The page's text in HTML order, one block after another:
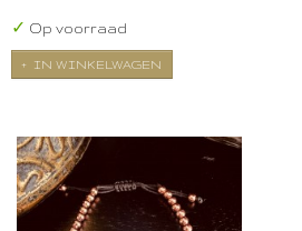
✓ Op voorraad
IN WINKELWAGEN